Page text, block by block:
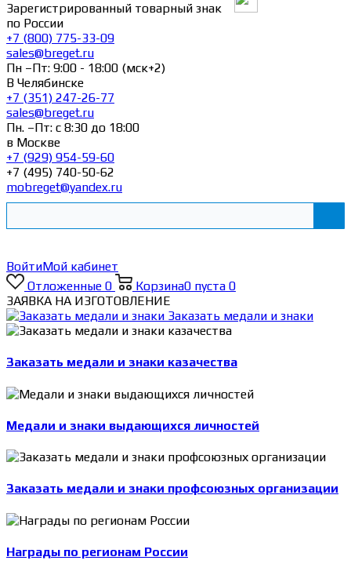
Зарегистрированный товарный знак
по России
+7 (800) 775-33-09
sales@breget.ru
Пн –Пт: 9:00 - 18:00 (мск+2)
В Челябинске
+7 (351) 247-26-77
sales@breget.ru
Пн. –Пт: с 8:30 до 18:00
в Москве
+7 (929) 954-59-60
+7 (495) 740-50-62
mobreget@yandex.ru
ВойтиМой кабинет
Отложенные 0 Корзина0 пуста 0
ЗАЯВКА НА ИЗГОТОВЛЕНИЕ
Заказать медали и знаки
Заказать медали и знаки казачества
Медали и знаки выдающихся личностей
Заказать медали и знаки профсоюзных организации
Награды по регионам России